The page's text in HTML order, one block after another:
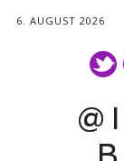
6. AUGUST 2026